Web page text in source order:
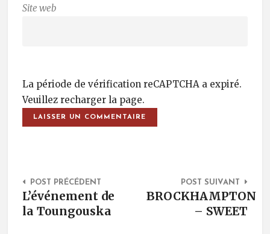
Site web
La période de vérification reCAPTCHA a expiré.
Veuillez recharger la page.
Post Navigation
POST PRÉCÉDENT
L’événement de
la Toungouska
POST SUIVANT
BROCKHAMPTON
– SWEET